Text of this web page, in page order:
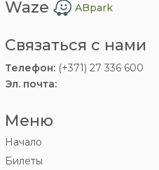
Waze ABpark
Связаться с нами
Телефон:(+371) 27 336 600
Эл. почта:
Меню
Начало
Билеты